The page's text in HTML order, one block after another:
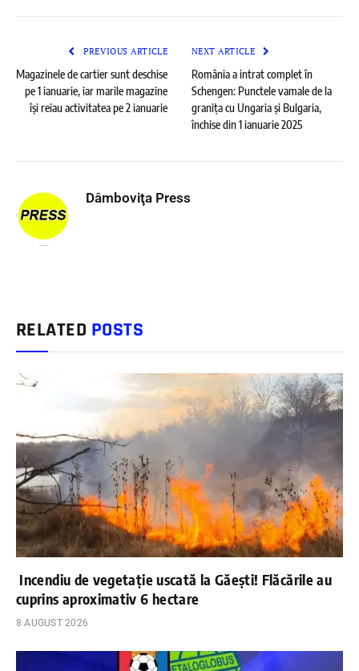
PREVIOUS ARTICLE
Magazinele de cartier sunt deschise
pe 1 ianuarie, iar marile magazine
își reiau activitatea pe 2 ianuarie
NEXT ARTICLE
România a intrat complet în
Schengen: Punctele vamale de la
granița cu Ungaria și Bulgaria,
închise din 1 ianuarie 2025
Dâmboviţa Press
RELATED POSTS
Incendiu de vegetație uscată la Găești! Flăcările au
cuprins aproximativ 6 hectare
8 AUGUST 2026